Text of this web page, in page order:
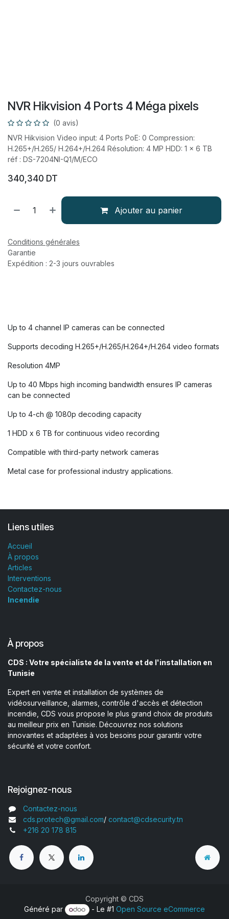
NVR Hikvision 4 Ports 4 Méga pixels
(0 avis)
NVR Hikvision Video input: 4 Ports PoE: 0 Compression:
H.265+/H.265/ H.264+/H.264 Résolution: 4 MP HDD: 1 x 6 TB
réf : DS-7204NI-Q1/M/ECO
340,340 DT
Ajouter au panier
Conditions générales
Garantie
Expédition : 2-3 jours ouvrables
Up to 4 channel IP cameras can be connected
Supports decoding H.265+/H.265/H.264+/H.264 video formats
Resolution 4MP
Up to 40 Mbps high incoming bandwidth ensures IP cameras
can be connected
Up to 4-ch @ 1080p decoding capacity
1 HDD x 6 TB for continuous video recording
Compatible with third-party network cameras
Metal case for professional industry applications.
Liens utiles
Accueil
À propos
Articles
Interventions
Contactez-nous
Incendie
À propos
CDS : Votre spécialiste de la vente et de l'installation en
Tunisie
Expert en vente et installation de systèmes de
vidéosurveillance, alarmes, contrôle d'accès et détection
incendie, CDS vous propose le plus grand choix de produits
au meilleur prix en Tunisie. Découvrez nos solutions
innovantes et adaptées à vos besoins pour garantir votre
sécurité et votre confort.
Rejoignez-nous
Contactez-nous
cds.protech@gmail.com/ contact@cdsecurity.tn
+216 20 178 815
Copyright © CDS
Généré par
- Le #1Open Source eCommerce